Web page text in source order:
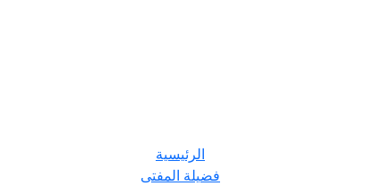
الرئيسية
فضيلة المفتى